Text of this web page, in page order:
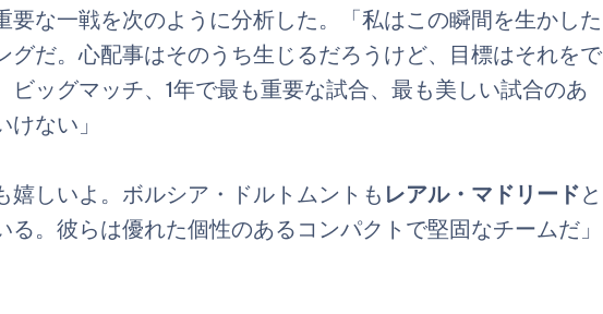
要な一戦を次のように分析した。「私はこの瞬間を生かした
グだ。心配事はそのうち生じるだろうけど、目標はそれをで
ビッグマッチ、1年で最も重要な試合、最も美しい試合のあ
ない」
嬉しいよ。ボルシア・ドルトムントも レアル・マドリードと
。彼らは優れた個性のあるコンパクトで堅固なチームだ」